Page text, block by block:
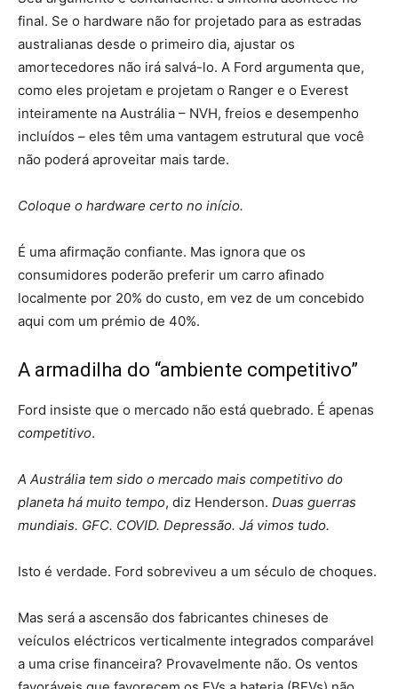
final. Se o hardware não for projetado para as estradas
australianas desde o primeiro dia, ajustar os
amortecedores não irá salvá-lo. A Ford argumenta que,
como eles projetam e projetam o Ranger e o Everest
inteiramente na Austrália – NVH, freios e desempenho
incluídos – eles têm uma vantagem estrutural que você
não poderá aproveitar mais tarde.
Coloque o hardware certo no início.
É uma afirmação confiante. Mas ignora que os
consumidores poderão preferir um carro afinado
localmente por 20% do custo, em vez de um concebido
aqui com um prémio de 40%.
A armadilha do “ambiente competitivo”
Ford insiste que o mercado não está quebrado. É apenas
competitivo.
A Austrália tem sido o mercado mais competitivo do
planeta há muito tempo, diz Henderson. Duas guerras
mundiais. GFC. COVID. Depressão. Já vimos tudo.
Isto é verdade. Ford sobreviveu a um século de choques.
Mas será a ascensão dos fabricantes chineses de
veículos eléctricos verticalmente integrados comparável
a uma crise financeira? Provavelmente não. Os ventos